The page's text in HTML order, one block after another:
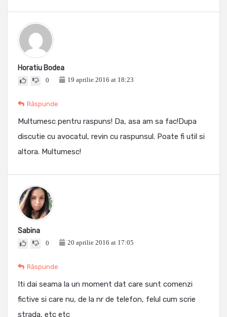
Horatiu Bodea
0 19 aprilie 2016 at 18:23
Răspunde
Multumesc pentru raspuns! Da, asa am sa fac!Dupa
discutie cu avocatul, revin cu raspunsul. Poate fi util si
altora. Multumesc!
Sabina
0 20 aprilie 2016 at 17:05
Răspunde
Iti dai seama la un moment dat care sunt comenzi
fictive si care nu, de la nr de telefon, felul cum scrie
strada, etc etc